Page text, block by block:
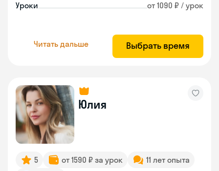
Уроки от 1090 ₽ / урок
Читать дальше Выбрать время
Юлия
5 от 1590 ₽ за урок
11 лет опыта